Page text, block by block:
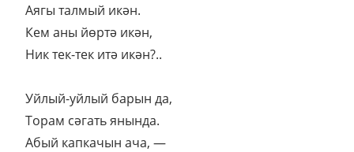
Аягы талмый икән.
Кем аны йөртә икән,
Ник тек-тек итә икән?..
Уйлый-уйлый барын да,
Торам сәгать янында.
Абый капкачын ача, —